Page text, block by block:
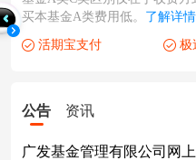
买本基金A类费用低。 了解详情
活期宝支付 极
公告 资讯
广发基金管理有限公司网